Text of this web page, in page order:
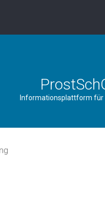
Informationsplattform